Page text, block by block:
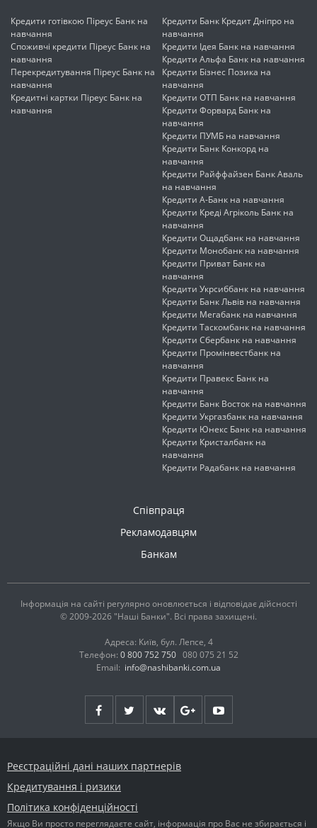
Кредити готівкою Піреус Банк на
навчання
Споживчі кредити Піреус Банк на
навчання
Перекредитування Піреус Банк на
навчання
Кредитні картки Піреус Банк на
навчання
Кредити Банк Кредит Дніпро на
навчання
Кредити Ідея Банк на навчання
Кредити Альфа Банк на навчання
Кредити Бізнес Позика на
навчання
Кредити ОТП Банк на навчання
Кредити Форвард Банк на
навчання
Кредити ПУМБ на навчання
Кредити Банк Конкорд на
навчання
Кредити Райффайзен Банк Аваль
на навчання
Кредити А-Банк на навчання
Кредити Креді Агріколь Банк на
навчання
Кредити Ощадбанк на навчання
Кредити Монобанк на навчання
Кредити Приват Банк на
навчання
Кредити Укрсиббанк на навчання
Кредити Банк Львів на навчання
Кредити Мегабанк на навчання
Кредити Таскомбанк на навчання
Кредити Сбербанк на навчання
Кредити Промінвестбанк на
навчання
Кредити Правекс Банк на
навчання
Кредити Банк Восток на навчання
Кредити Укргазбанк на навчання
Кредити Юнекс Банк на навчання
Кредити Кристалбанк на
навчання
Кредити Радабанк на навчання
Співпраця
Рекламодавцям
Банкам
Інформація на сайті регулярно оновлюється і відповідає дійсності
© 2009-2026 "Наші Банки". Всі права захищені.
Адреса: Київ, бул. Лепсе, 4
Телефон: 0 800 752 750 080 075 21 52
Email: info@nashibanki.com.ua
Реєстраційні дані наших партнерів
Кредитування і ризики
Політика конфіденційності
Якщо Ви просто переглядаєте сайт, інформація про Вас не збирається і